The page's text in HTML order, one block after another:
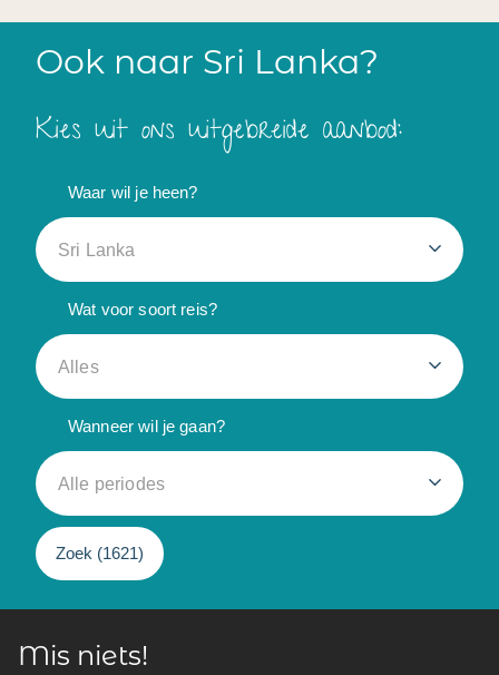
Ook naar Sri Lanka?
Kies uit ons uitgebreide aanbod:
Waar wil je heen?
Sri Lanka
Wat voor soort reis?
Alles
Wanneer wil je gaan?
Alle periodes
Zoek (1621)
Mis niets!